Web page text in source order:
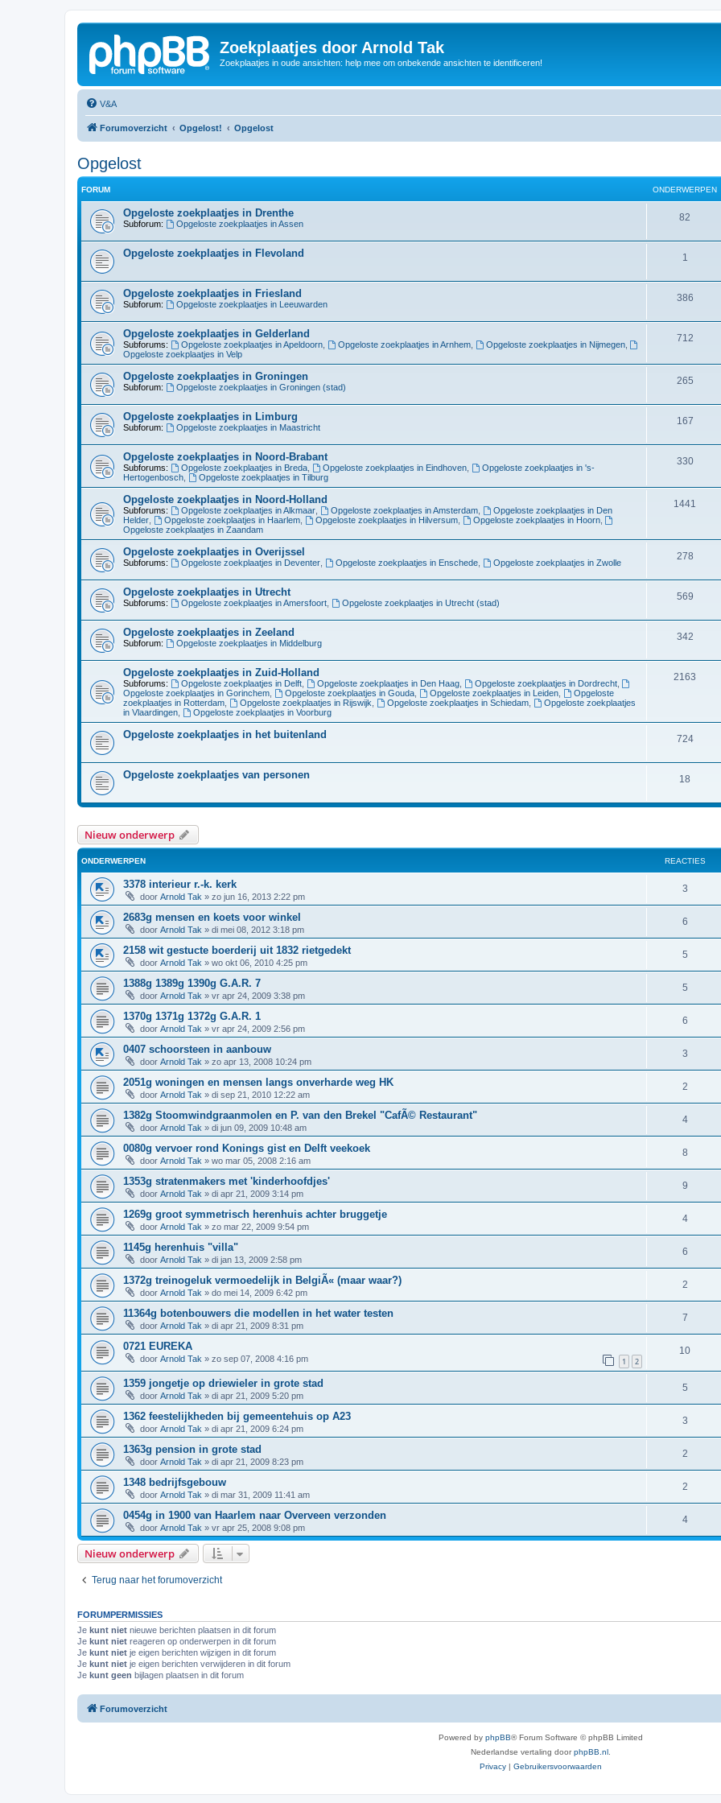
Zoekplaatjes door Arnold Tak
Zoekplaatjes in oude ansichten: help mee om onbekende ansichten te identificeren!
V&A
Forumoverzicht Opgelost! Opgelost
Opgelost
FORUM ONDERWERPEN
Opgeloste zoekplaatjes in Drenthe
Subforum: Opgeloste zoekplaatjes in Assen
82
Opgeloste zoekplaatjes in Flevoland 1
Opgeloste zoekplaatjes in Friesland
Subforum: Opgeloste zoekplaatjes in Leeuwarden
386
Opgeloste zoekplaatjes in Gelderland
Subforums: Opgeloste zoekplaatjes in Apeldoorn, Opgeloste zoekplaatjes in Arnhem, Opgeloste zoekplaatjes in Nijmegen,
Opgeloste zoekplaatjes in Velp
712
Opgeloste zoekplaatjes in Groningen
Subforum: Opgeloste zoekplaatjes in Groningen (stad)
265
Opgeloste zoekplaatjes in Limburg
Subforum: Opgeloste zoekplaatjes in Maastricht
167
Opgeloste zoekplaatjes in Noord-Brabant
Subforums: Opgeloste zoekplaatjes in Breda, Opgeloste zoekplaatjes in Eindhoven,
Opgeloste zoekplaatjes in 's-
Hertogenbosch
Opgeloste zoekplaatjes in Tilburg
330
Opgeloste zoekplaatjes in Noord-Holland
Subforums: Opgeloste zoekplaatjes in Alkmaar, Opgeloste zoekplaatjes in Amsterdam,
Opgeloste zoekplaatjes in Den
Helder
Opgeloste zoekplaatjes in Haarlem, Opgeloste zoekplaatjes in Hilversum, Opgeloste zoekplaatjes in Hoorn,
Opgeloste zoekplaatjes in Zaandam
1441
Opgeloste zoekplaatjes in Overijssel
Subforums: Opgeloste zoekplaatjes in Deventer, Opgeloste zoekplaatjes in Enschede, Opgeloste zoekplaatjes in Zwolle
278
Opgeloste zoekplaatjes in Utrecht
Subforums: Opgeloste zoekplaatjes in Amersfoort, Opgeloste zoekplaatjes in Utrecht (stad)
569
Opgeloste zoekplaatjes in Zeeland
Subforum: Opgeloste zoekplaatjes in Middelburg
342
Opgeloste zoekplaatjes in Zuid-Holland
Subforums: Opgeloste zoekplaatjes in Delft, Opgeloste zoekplaatjes in Den Haag, Opgeloste zoekplaatjes in Dordrecht,
Opgeloste zoekplaatjes in Gorinchem
Opgeloste zoekplaatjes in Gouda, Opgeloste zoekplaatjes in Leiden,
Opgeloste
zoekplaatjes in Rotterdam
Opgeloste zoekplaatjes in Rijswijk Opgeloste zoekplaatjes in Schiedam,
Opgeloste zoekplaatjes
in Vlaardingen
Opgeloste zoekplaatjes in Voorburg
2163
Opgeloste zoekplaatjes in het buitenland 724
Opgeloste zoekplaatjes van personen 18
Nieuw onderwerp
ONDERWERPEN REACTIES
3378 interieur r.-k. kerk
door Arnold Tak » zo jun 16, 2013 2:22 pm
3
2683g mensen en koets voor winkel
door Arnold Tak » di mei 08, 2012 3:18 pm
6
2158 wit gestucte boerderij uit 1832 rietgedekt
door Arnold Tak » wo okt 06, 2010 4:25 pm
5
1388g 1389g 1390g G.A.R. 7
door Arnold Tak » vr apr 24, 2009 3:38 pm
5
1370g 1371g 1372g G.A.R. 1
door Arnold Tak » vr apr 24, 2009 2:56 pm
6
0407 schoorsteen in aanbouw
door Arnold Tak » zo apr 13, 2008 10:24 pm
3
2051g woningen en mensen langs onverharde weg HK
door Arnold Tak » di sep 21, 2010 12:22 am
2
1382g Stoomwindgraanmolen en P. van den Brekel "CafÃ© Restaurant"
door Arnold Tak » di jun 09, 2009 10:48 am
4
0080g vervoer rond Konings gist en Delft veekoek
door Arnold Tak » wo mar 05, 2008 2:16 am
8
1353g stratenmakers met 'kinderhoofdjes'
door Arnold Tak » di apr 21, 2009 3:14 pm
9
1269g groot symmetrisch herenhuis achter bruggetje
door Arnold Tak » zo mar 22, 2009 9:54 pm
4
1145g herenhuis "villa"
door Arnold Tak » di jan 13, 2009 2:58 pm
6
1372g treinogeluk vermoedelijk in BelgiÃ« (maar waar?)
door Arnold Tak » do mei 14, 2009 6:42 pm
2
11364g botenbouwers die modellen in het water testen
door Arnold Tak » di apr 21, 2009 8:31 pm
7
0721 EUREKA
door Arnold Tak » zo sep 07, 2008 4:16 pm 1 2
10
1359 jongetje op driewieler in grote stad
door Arnold Tak » di apr 21, 2009 5:20 pm
5
1362 feestelijkheden bij gemeentehuis op A23
door Arnold Tak » di apr 21, 2009 6:24 pm
3
1363g pension in grote stad
door Arnold Tak » di apr 21, 2009 8:23 pm
2
1348 bedrijfsgebouw
door Arnold Tak » di mar 31, 2009 11:41 am
2
0454g in 1900 van Haarlem naar Overveen verzonden
door Arnold Tak » vr apr 25, 2008 9:08 pm
4
Nieuw onderwerp
Terug naar het forumoverzicht
FORUMPERMISSIES
Je kunt niet nieuwe berichten plaatsen in dit forum
Je kunt niet reageren op onderwerpen in dit forum
Je kunt niet je eigen berichten wijzigen in dit forum
Je kunt niet je eigen berichten verwijderen in dit forum
Je kunt geen bijlagen plaatsen in dit forum
Forumoverzicht
Powered by phpBB® Forum Software © phpBB Limited
Nederlandse vertaling doorphpBB.nl
Privacy | Gebruikersvoorwaarden